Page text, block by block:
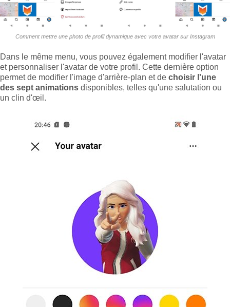
Comment mettre une photo de profil dynamique avec votre avatar sur Instagram
Dans le même menu, vous pouvez également modifier l'avatar
et personnaliser l'avatar de votre profil. Cette dernière option
permet de modifier l'image d'arrière-plan et de choisir l'une
des sept animations disponibles, telles qu'une salutation ou
un clin d'œil.